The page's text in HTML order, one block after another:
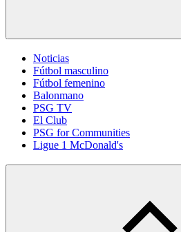
Noticias
Fútbol masculino
Fútbol femenino
Balonmano
PSG TV
El Club
PSG for Communities
Ligue 1 McDonald's